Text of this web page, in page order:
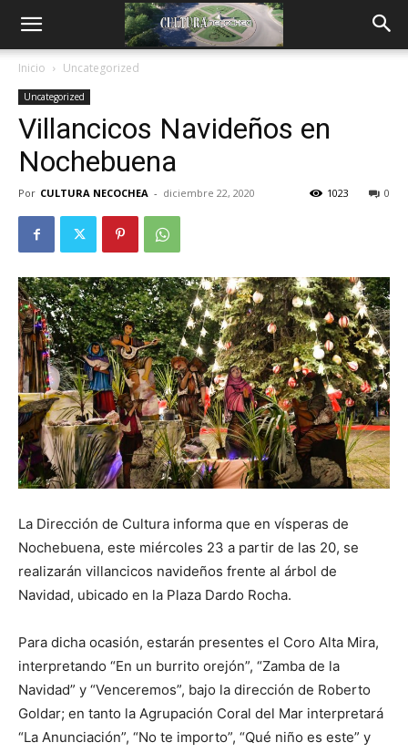
Inicio Uncategorized
Uncategorized
Villancicos Navideños en
Nochebuena
Por CULTURA NECOCHEA - diciembre 22, 2020 0
1023
La Dirección de Cultura informa que en vísperas de
Nochebuena, este miércoles 23 a partir de las 20, se
realizarán villancicos navideños frente al árbol de
Navidad, ubicado en la Plaza Dardo Rocha.
Para dicha ocasión, estarán presentes el Coro Alta Mira,
interpretando “En un burrito orejón”, “Zamba de la
Navidad” y “Venceremos”, bajo la dirección de Roberto
Goldar; en tanto la Agrupación Coral del Mar interpretará
“La Anunciación”, “No te importo”, “Qué niño es este” y